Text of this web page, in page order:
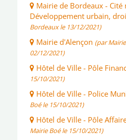
Mairie de Bordeaux - Cité
Développement urbain,
Bordeaux le 13/12/2021)
Mairie d'Alençon (par
02/12/2021)
Hôtel de Ville - Pôle
15/10/2021)
Hôtel de Ville - Police
Boé le 15/10/2021)
Hôtel de Ville - Pôle
Mairie Boé le 15/10/2021)